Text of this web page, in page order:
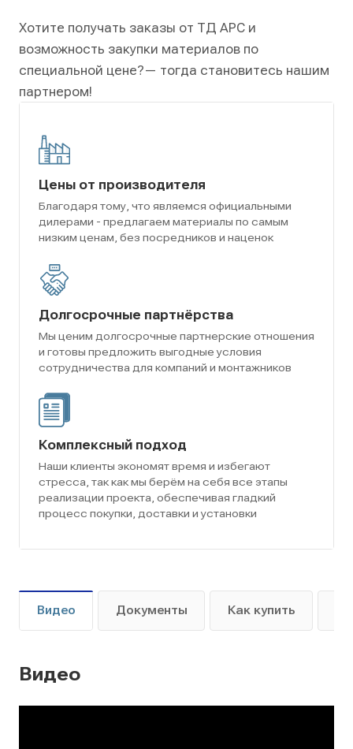
Хотите получать заказы от ТД АРС и
возможность закупки материалов по
специальной цене?— тогда становитесь нашим
партнером!
Цены от производителя
Благодаря тому, что являемся официальными
дилерами - предлагаем материалы по самым
низким ценам, без посредников и наценок
Долгосрочные партнёрства
Мы ценим долгосрочные партнерские отношения
и готовы предложить выгодные условия
сотрудничества для компаний и монтажников
Комплексный подход
Наши клиенты экономят время и избегают
стресса, так как мы берём на себя все этапы
реализации проекта, обеспечивая гладкий
процесс покупки, доставки и установки
Видео Документы Как купить
Видео